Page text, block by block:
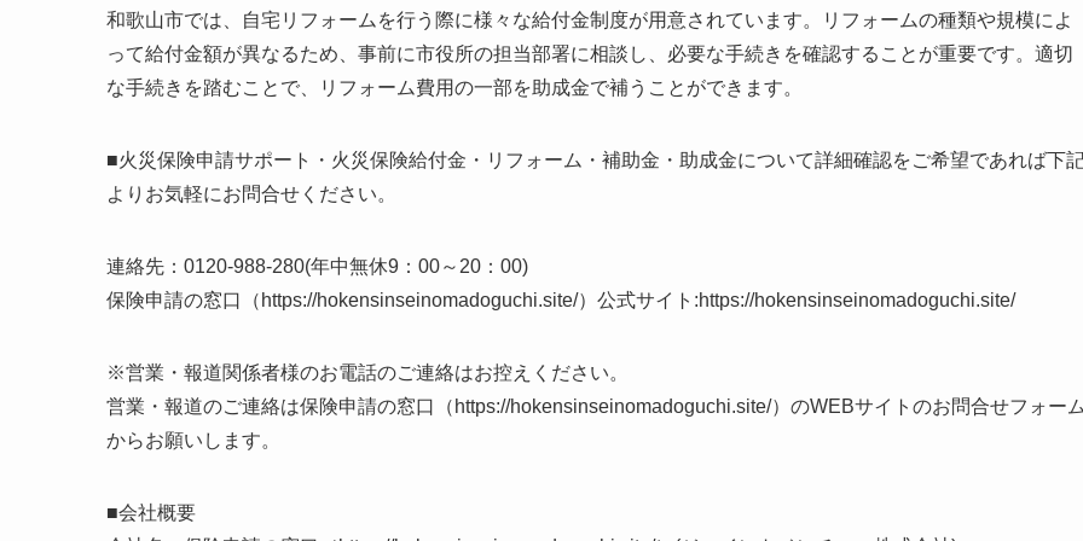
和歌山市では、自宅リフォームを行う際に様々な給付金制度が用意されています。リフォームの種類や規模によ
って給付金額が異なるため、事前に市役所の担当部署に相談し、必要な手続きを確認することが重要です。適切
な手続きを踏むことで、リフォーム費用の一部を助成金で補うことができます。
■火災保険申請サポート・火災保険給付金・リフォーム・補助金・助成金について詳細確認をご希望であれば下
よりお気軽にお問合せください。
連絡先：0120-988-280(年中無休9：00～20：00)
保険申請の窓口（https://hokensinseinomadoguchi.site/）公式サイト:https://hokensinseinomadoguchi.site/
※営業・報道関係者様のお電話のご連絡はお控えください。
営業・報道のご連絡は保険申請の窓口（https://hokensinseinomadoguchi.site/）のWEBサイトのお問合せフォー
からお願いします。
■会社概要